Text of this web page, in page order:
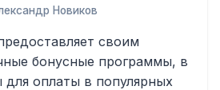
Новиков
своим
бонусные программы, в
для оплаты в популярных